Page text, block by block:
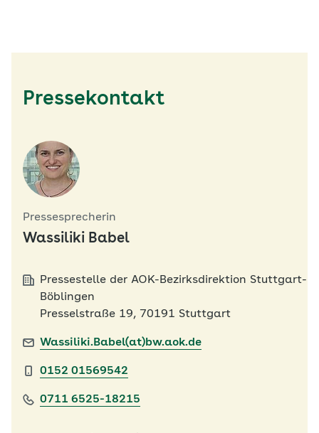
Pressekontakt
Pressesprecherin
Wassiliki Babel
Pressestelle der AOK-Bezirksdirektion Stuttgart-
Böblingen
Presselstraße 19, 70191 Stuttgart
Wassiliki.Babel(at)bw.aok.de
0152 01569542
0711 6525-18215